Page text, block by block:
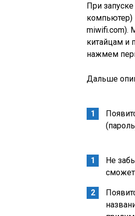
При запуске
компьютер)
miwifi.com).
китайцам и
нажмем
Дальше
Не
сможет